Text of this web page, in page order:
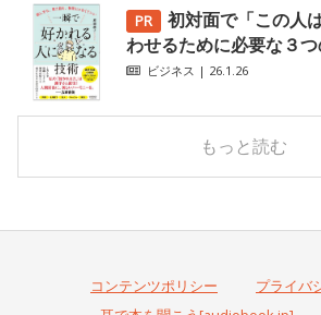
初対面で「この人
わせるために必要な３
ビジネス | 26.1.26
もっと読む
コンテンツポリシー
プライバ